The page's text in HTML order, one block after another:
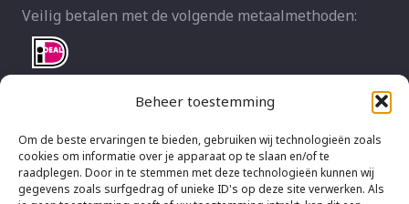
Beheer toestemming
Om de beste ervaringen te bieden, gebruiken wij technologieën zoals
cookies om informatie over je apparaat op te slaan en/of te
raadplegen. Door in te stemmen met deze technologieën kunnen wij
gegevens zoals surfgedrag of unieke ID's op deze site verwerken. Als
Veilig betalen met de volgende metaalmethoden: